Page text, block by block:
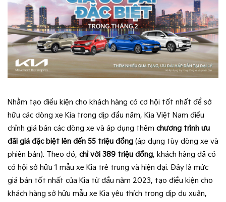
Nhằm tạo điều kiện cho khách hàng có cơ hội tốt nhất để sở
hữu các dòng xe Kia trong dịp đầu năm, Kia Việt Nam điều
chỉnh giá bán các dòng xe và áp dụng thêm chương trình ưu
đãi giá đặc biệt lên đến 55 triệu đồng (áp dụng tùy dòng xe và
phiên bản). Theo đó, chỉ với 389 triệu đồng, khách hàng đã có
có hội sở hữu 1 mẫu xe Kia trẻ trung và hiện đại. Đây là mức
giá bán tốt nhất của Kia từ đầu năm 2023, tạo điều kiện cho
khách hàng sở hữu mẫu xe Kia yêu thích trong dịp du xuân,